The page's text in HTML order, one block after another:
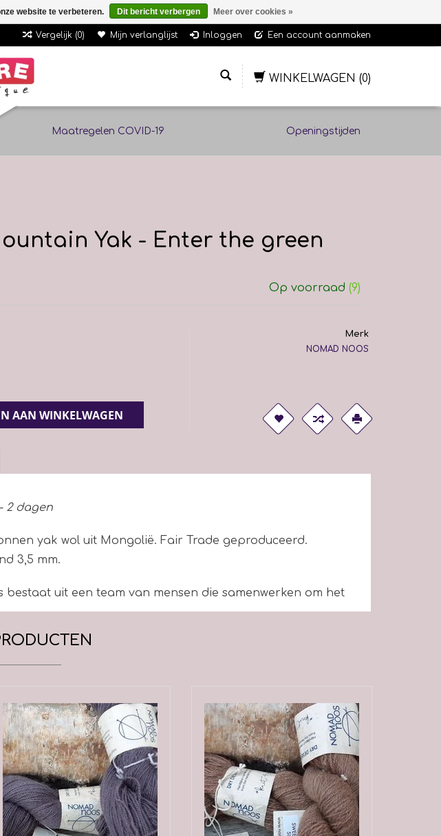
Vergelijk (0) Mijn verlanglijst Inloggen Een account aanmaken
WINKELWAGEN (0)
Maatregelen COVID-19 Openingstijden
Yak - Enter the green
Op voorraad (9)
AAN WINKELWAGEN
Merk
NOMAD NOOS
- 2 dagen
yak wol uit Mongolië. Fair Trade geproduceerd.
3,5 mm.
bestaat uit een team van mensen die samenwerken om het
handgesponnen of mechanisch gesponnen
garen te leveren op een transparante en eerlijke manier.
over producten die voldoen aan hun verwachtingen ten
duurzaamheid en transparantie. Wij zijn van mening dat
op de lange termijn een relevante marktspeler te blijven,
moeten handelen en dat hun bedrijfsstrategieën
milieu- en sociale zorg echt moeten omarmen.
website te verbeteren. Dit bericht verbergen Meer over cookies »